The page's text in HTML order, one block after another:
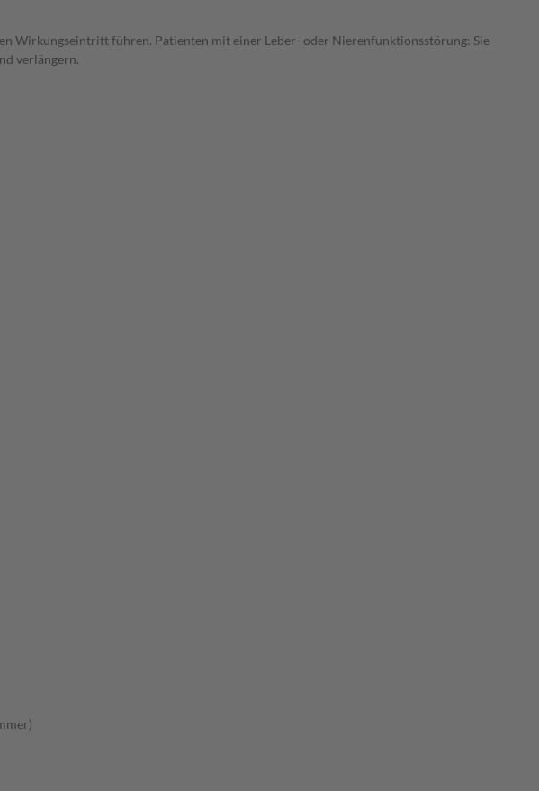
Wirkungseintritt führen. Patienten mit einer Leber- oder Nierenfunktionsstörung: Sie
verlängern.